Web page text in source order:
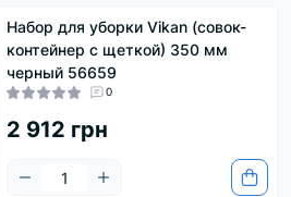
Набор для уборки Vikan (совок-
контейнер с щеткой) 350 мм
черный 56659
0
2 912 грн